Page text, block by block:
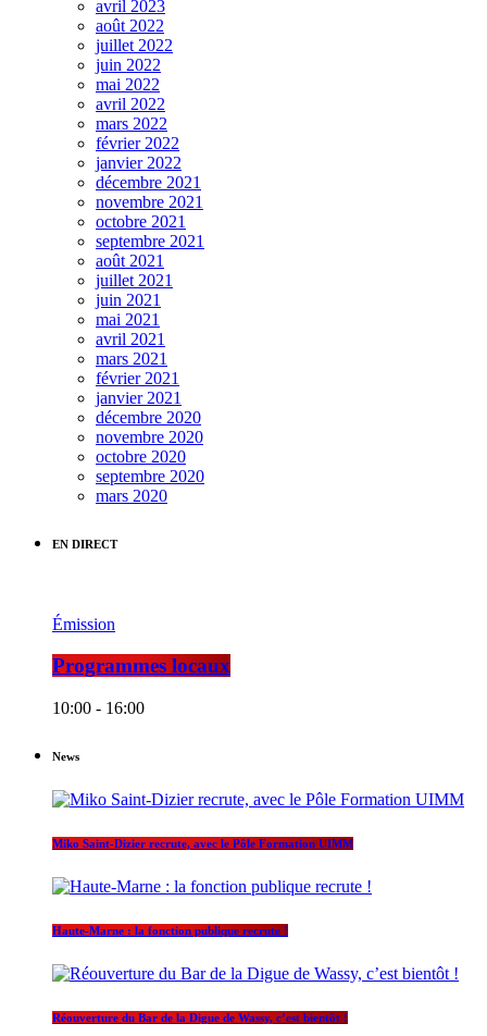
avril 2023
août 2022
juillet 2022
juin 2022
mai 2022
avril 2022
mars 2022
février 2022
janvier 2022
décembre 2021
novembre 2021
octobre 2021
septembre 2021
août 2021
juillet 2021
juin 2021
mai 2021
avril 2021
mars 2021
février 2021
janvier 2021
décembre 2020
novembre 2020
octobre 2020
septembre 2020
mars 2020
EN DIRECT
Émission
Programmes locaux
10:00 - 16:00
News
Miko Saint-Dizier recrute, avec le Pôle Formation UIMM
Haute-Marne : la fonction publique recrute !
Réouverture du Bar de la Digue de Wassy, c’est bientôt !